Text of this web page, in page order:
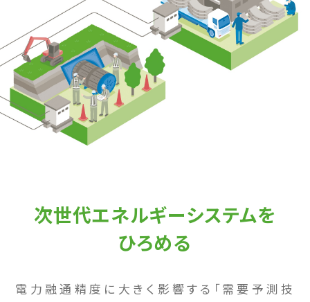
次世代エネルギーシステムを
ひろめる
電⼒融通精度に⼤きく影響する「需要予測技